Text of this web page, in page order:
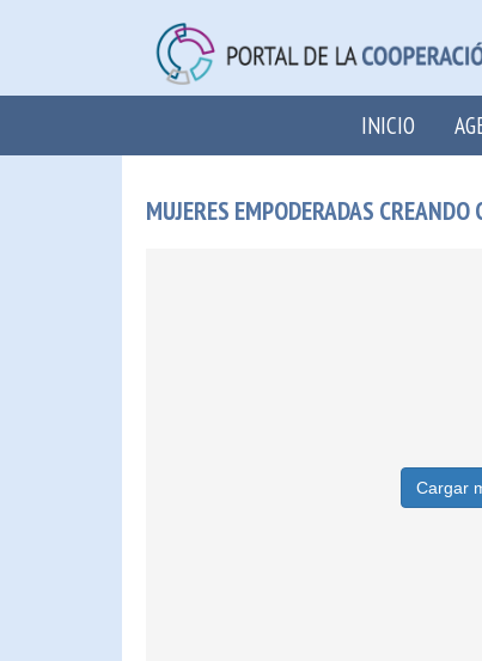
INICIO
MUJERES EMPODERADAS
Cargar